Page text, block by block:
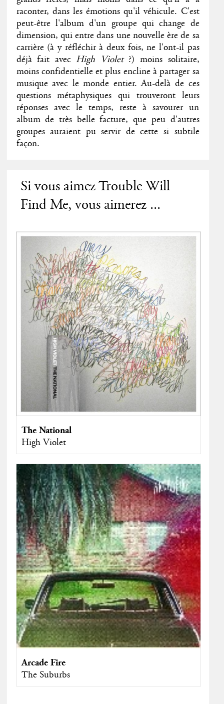
raconter, dans les émotions qu'il véhicule. C'est
peut-être l'album d'un groupe qui change de
dimension, qui entre dans une nouvelle ère de sa
carrière (à y réfléchir à deux fois, ne l'ont-il pas
déjà fait avec High Violet?) moins solitaire,
moins confidentielle et plus encline à partager sa
musique avec le monde entier. Au-delà de ces
questions métaphysiques qui trouveront leurs
réponses avec le temps, reste à savourer un
album de très belle facture, que peu d'autres
groupes auraient pu servir de cette si subtile
façon.
Si vous aimez Trouble Will
Find Me, vous aimerez ...
The National
High Violet
Arcade Fire
The Suburbs